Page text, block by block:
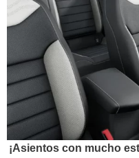
¡Asientos con mucho